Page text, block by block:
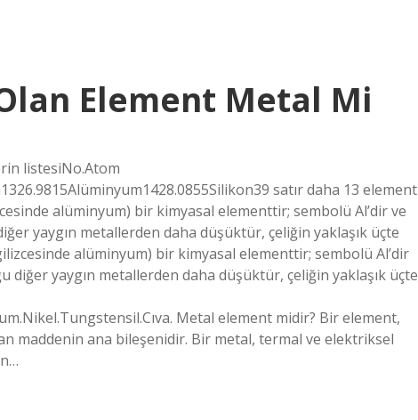
Element Metal Mi
listesiNo.Atom
satır daha 13 element
alüminyum) bir kimyasal elementtir; sembolü Al’dir ve
yaygın metallerden daha düşüktür, çeliğin yaklaşık üçte
alüminyum) bir kimyasal elementtir; sembolü Al’dir
diğer yaygın metallerden daha düşüktür, çeliğin yaklaşık üçte
Metal element midir? Bir element,
maddenin ana bileşenidir. Bir metal, termal ve elektriksel